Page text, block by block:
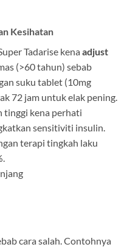
Kesihatan
Tadarise kena adjust
(>60 tahun) sebab
suku tablet (10mg
72 jam untuk elak pening.
tinggi kena perhati
sensitiviti insulin.
terapi tingkah laku
cara salah. Contohnya